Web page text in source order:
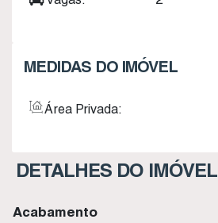
MEDIDAS DO IMÓVEL
Área Privada:
DETALHES DO IMÓVEL
Acabamento